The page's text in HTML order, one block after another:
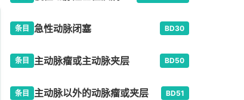
条目 急性动脉闭塞 BD30
条目 主动脉瘤或主动脉夹层 BD50
条目 主动脉以外的动脉瘤或夹层 BD51